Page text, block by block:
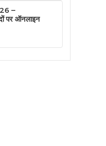
–
पर ऑनलाइन